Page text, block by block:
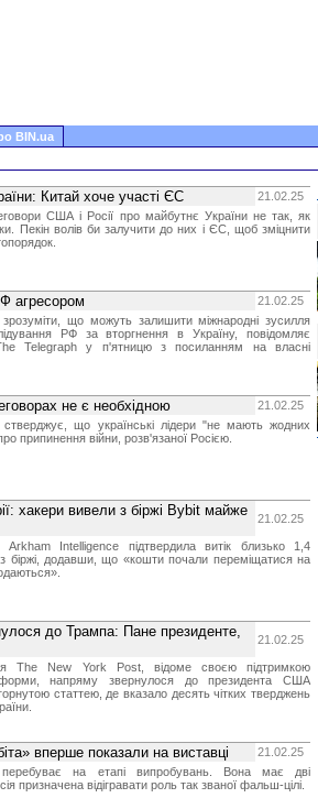
BIN.ua
Китай хоче участі ЄС
21.02.25
США і Росії про майбутнє України не так, як
Пекін волів би залучити до них і ЄС, щоб зміцнити
агресором
21.02.25
що можуть залишити міжнародні зусилля
РФ за вторгнення в Україну, повідомляє
Telegraph у п'ятницю з посиланням на власні
не є необхідною
21.02.25
що українські лідери "не мають жодних
припинення війни, розв'язаної Росією.
хакери вивели з біржі Bybit майже
21.02.25
Arkham Intelligence підтвердила витік близько 1,4
біржі, додавши, що «кошти почали переміщатися на
до Трампа: Пане президенте,
21.02.25
The New York Post, відоме своєю підтримкою
напряму звернулося до президента США
статтею, де вказало десять чітких тверджень
вперше показали на виставці
21.02.25
на етапі випробувань. Вона має дві
призначена відігравати роль так званої фальш-цілі.